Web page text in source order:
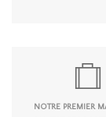
NOTRE PREMIER